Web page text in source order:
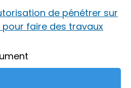
de pénétrer sur
pour faire des travaux